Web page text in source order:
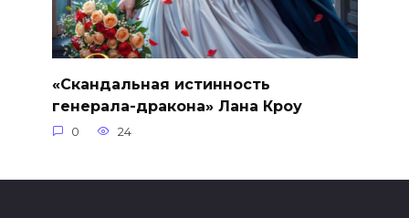
«Скандальная истинность
генерала-дракона» Лана Кроу
0 24